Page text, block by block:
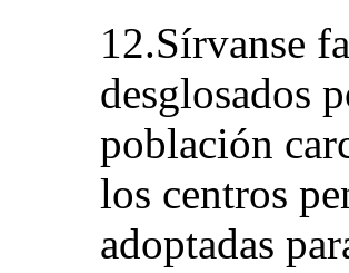
12.Sírvanse
desglosados
población
los centros
adoptadas